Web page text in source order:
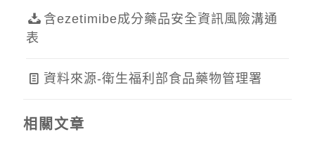
含ezetimibe成分藥品安全資訊風險溝通
表
資料來源-衛生福利部食品藥物管理署
相關文章